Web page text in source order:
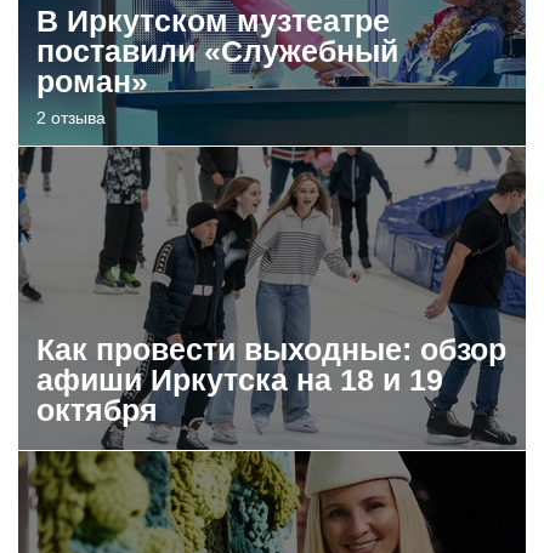
В Иркутском музтеатре
поставили «Служебный
роман»
2 отзыва
Как провести выходные: обзор
афиши Иркутска на 18 и 19
октября